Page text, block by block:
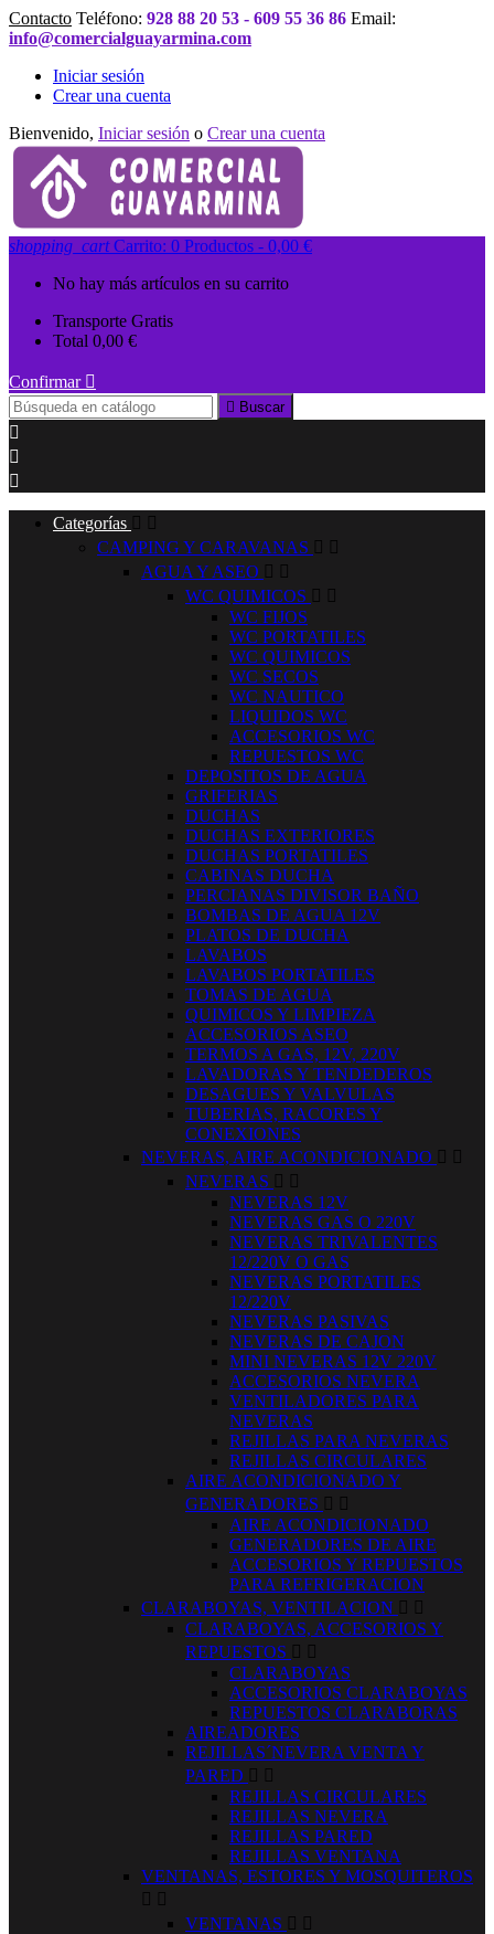
Contacto Teléfono: 928 88 20 53 - 609 55 36 86 Email:
info@comercialguayarmina.com
Iniciar sesión
Crear una cuenta
Bienvenido, Iniciar sesión o Crear una cuenta
shopping_cart Carrito: 0 Productos - 0,00 €
No hay más artículos en su carrito
Transporte Gratis
Total 0,00 €
Confirmar 
 Buscar



Categorías  
CAMPING Y CARAVANAS  
AGUA Y ASEO  
WC QUIMICOS  
WC FIJOS
WC PORTATILES
WC QUIMICOS
WC SECOS
WC NAUTICO
LIQUIDOS WC
ACCESORIOS WC
REPUESTOS WC
DEPOSITOS DE AGUA
GRIFERIAS
DUCHAS
DUCHAS EXTERIORES
DUCHAS PORTATILES
CABINAS DUCHA
PERCIANAS DIVISOR BAÑO
BOMBAS DE AGUA 12V
PLATOS DE DUCHA
LAVABOS
LAVABOS PORTATILES
TOMAS DE AGUA
QUIMICOS Y LIMPIEZA
ACCESORIOS ASEO
TERMOS A GAS, 12V, 220V
LAVADORAS Y TENDEDEROS
DESAGUES Y VALVULAS
TUBERIAS, RACORES Y
CONEXIONES
NEVERAS, AIRE ACONDICIONADO  
NEVERAS  
NEVERAS 12V
NEVERAS GAS O 220V
NEVERAS TRIVALENTES
12/220V O GAS
NEVERAS PORTATILES
12/220V
NEVERAS PASIVAS
NEVERAS DE CAJON
MINI NEVERAS 12V 220V
ACCESORIOS NEVERA
VENTILADORES PARA
NEVERAS
REJILLAS PARA NEVERAS
REJILLAS CIRCULARES
AIRE ACONDICIONADO Y
GENERADORES  
AIRE ACONDICIONADO
GENERADORES DE AIRE
ACCESORIOS Y REPUESTOS
PARA REFRIGERACION
CLARABOYAS, VENTILACION  
CLARABOYAS, ACCESORIOS Y
REPUESTOS  
CLARABOYAS
ACCESORIOS CLARABOYAS
REPUESTOS CLARABORAS
AIREADORES
REJILLAS´NEVERA VENTA Y
PARED  
REJILLAS CIRCULARES
REJILLAS NEVERA
REJILLAS PARED
REJILLAS VENTANA
VENTANAS, ESTORES Y MOSQUITEROS
 
VENTANAS  